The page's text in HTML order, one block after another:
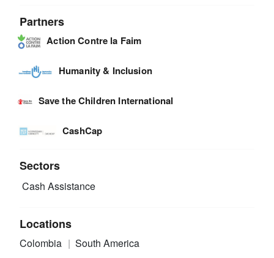
Partners
Action Contre la Faim
Humanity & Inclusion
Save the Children International
CashCap
Sectors
Cash Assistance
Locations
Colombia South America